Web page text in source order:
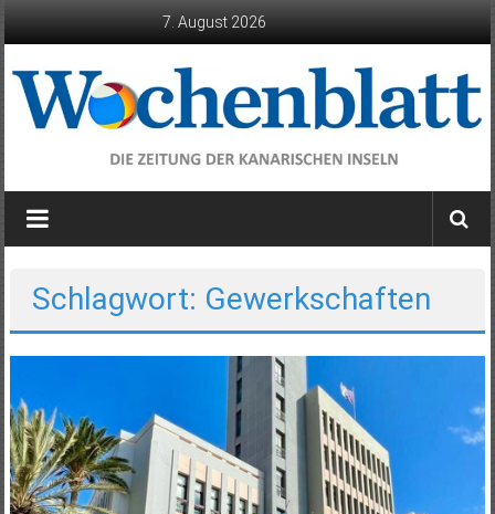
7. August 2026
Wochenblatt
die
Kanarischen
Inseln
Schlagwort: Gewerkschaften